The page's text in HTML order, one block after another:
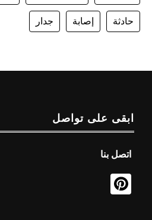
حادثة إصابة جدار
ابقى على تواصل
اتصل بنا